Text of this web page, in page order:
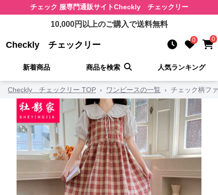
チェック 服専門通販サイトCheckly チェックリー
10,000円以上のご購入で送料無料
Checkly チェックリー 0 0
新着商品 商品を検索 人気ランキング
Checkly チェックリー TOP › ワンピースの一覧 › チェック柄フ